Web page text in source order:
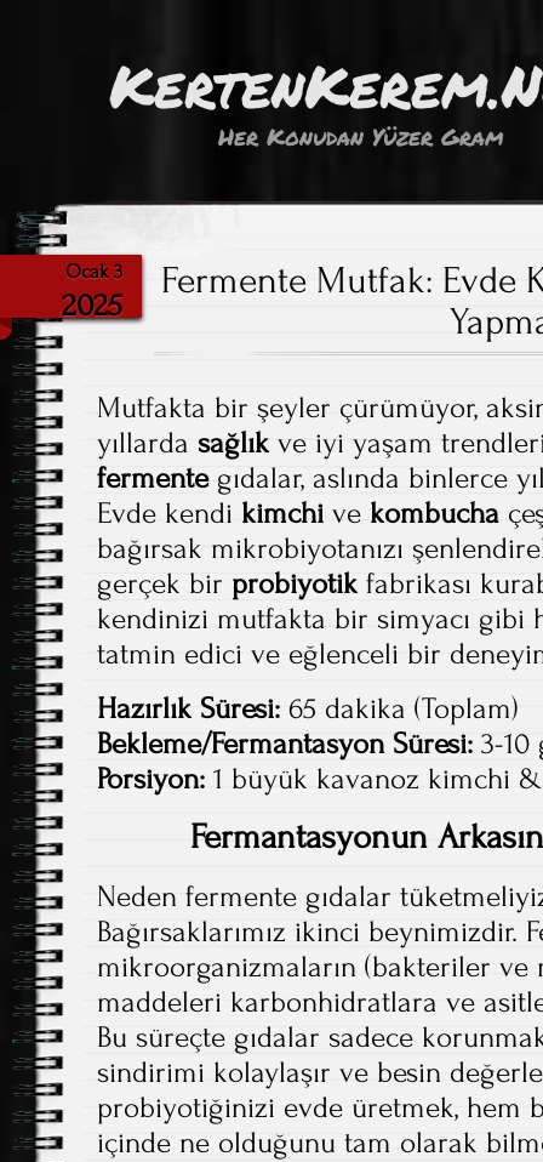
Her Konudan Yüzer Gram
Ocak 3
2025
Fermente Mutfak: Evde
Mutfakta bir şeyler çürümüyor,
yıllarda sağlık ve iyi yaşam
fermentegıdalar, aslında binlerce
Evde kendi kimchi ve kombucha
bağırsak mikrobiyotanızı
gerçek bir probiyotik fabrikası
kendinizi mutfakta bir simyacı gibi
tatmin edici ve eğlenceli bir
Hazırlık Süresi: 65 dakika (Toplam)
Bekleme/Fermantasyon Süresi: 3-10
Porsiyon: 1 büyük kavanoz kimchi
Fermantasyonun
Neden fermente gıdalar
Bağırsaklarımız ikinci beynimizdir.
mikroorganizmaların (bakteriler ve
maddeleri karbonhidratlara ve
Bu süreçte gıdalar sadece
sindirimi kolaylaşır ve besin
probiyotiğinizi evde üretmek, hem
içinde ne olduğunu tam olarak